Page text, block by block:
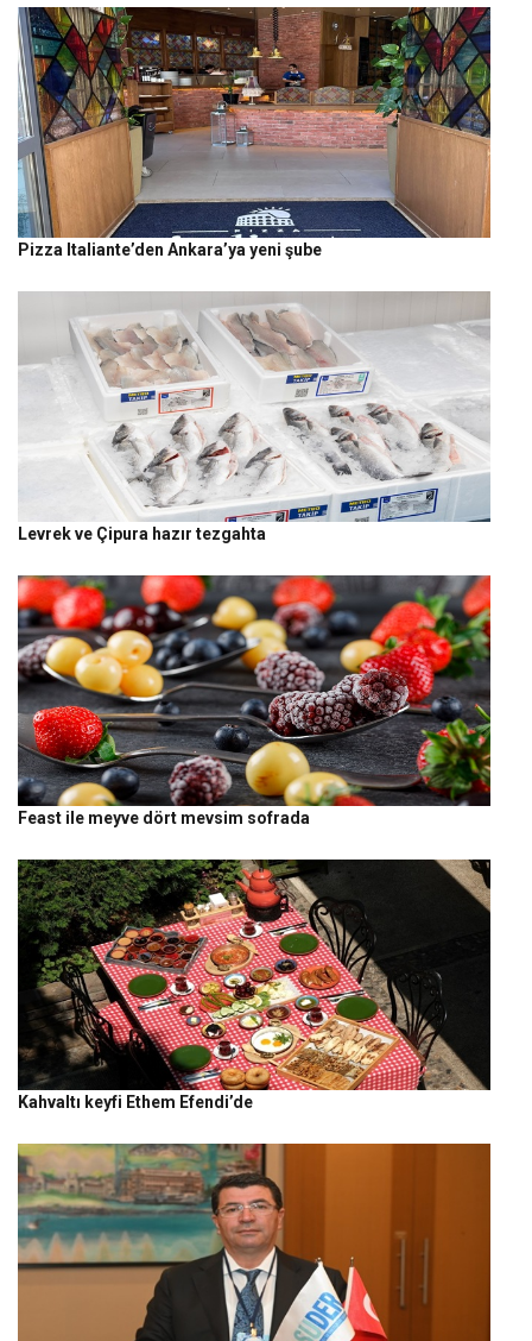
Pizza Italiante’den Ankara’ya yeni şube
Levrek ve Çipura hazır tezgahta
Feast ile meyve dört mevsim sofrada
Kahvaltı keyfi Ethem Efendi’de